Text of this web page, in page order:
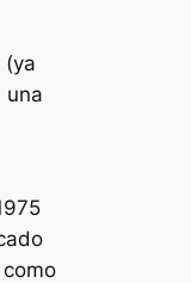
(ya
una